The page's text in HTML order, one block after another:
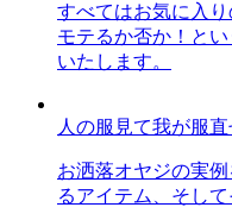
すべてはお気に入
モテるか否か！と
いたします。
人の服見て我が服
お洒落オヤジの実
るアイテム、そし